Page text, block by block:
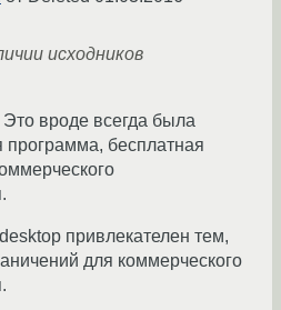
исходников
вроде всегда была
программа, бесплатная
привлекателен тем,
для коммерческого